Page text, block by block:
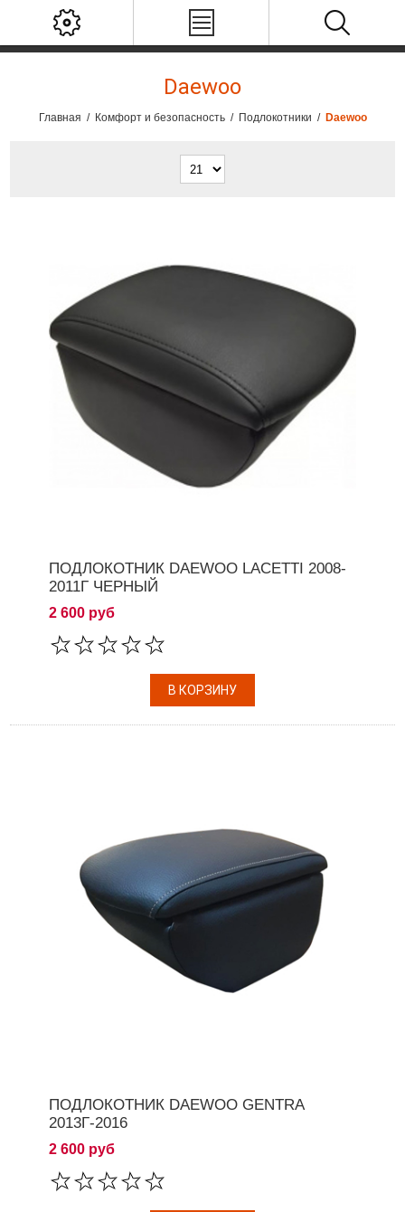
Daewoo
Главная / Комфорт и безопасность / Подлокотники / Daewoo
ПОДЛОКОТНИК DAEWOO LACETTI 2008-
2011Г ЧЕРНЫЙ
2 600 руб
ПОДЛОКОТНИК DAEWOO GENTRA
2013Г-2016
2 600 руб